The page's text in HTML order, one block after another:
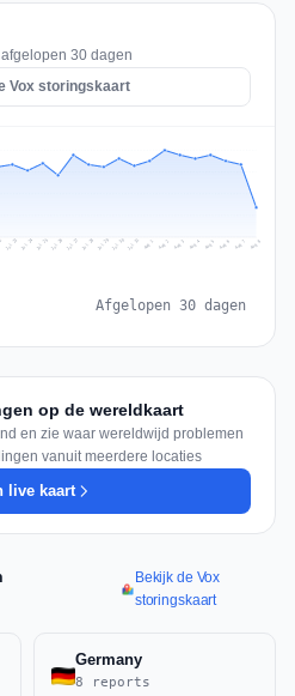
30 dagen
Vox storingskaart
Jul 23 Jul 24 Jul 25 Jul 26 Jul 27 Jul 28 Jul 29 Jul 30 Jul 31 Aug 1 Aug 2 Aug 3 Aug 4 Aug 5 Aug 6 Aug 7 Aug 8
Afgelopen 30 dagen
op de wereldkaart
en zie waar wereldwijd problemen
vanuit meerdere locaties
live kaart
Bekijk de Vox
storingskaart
Germany
8 reports